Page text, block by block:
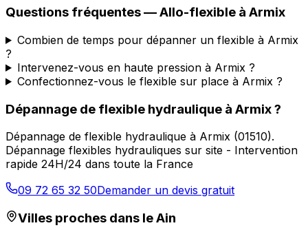
Questions fréquentes —Allo-flexible à Armix
Combien de temps pour dépanner un flexible à Armix
?
Intervenez-vous en haute pression à Armix ?
Confectionnez-vous le flexible sur place à Armix ?
Dépannage de flexible hydraulique à Armix?
Dépannage de flexible hydraulique à Armix (01510).
Dépannage flexibles hydrauliques sur site - Intervention
rapide 24H/24 dans toute la France
09 72 65 32 50Demander un devis gratuit
Villes proches dans leAin